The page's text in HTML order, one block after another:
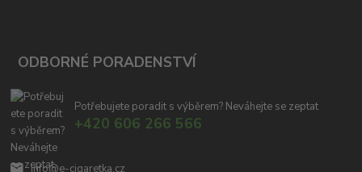
ODBORNÉ PORADENSTVÍ
Potřebujete poradit s výběrem? Neváhejte se zeptat
+420 606 266 566
info@e-cigaretka.cz